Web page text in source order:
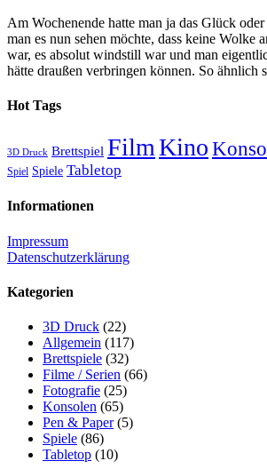
Am Wochenende hatte man ja das Glück
man es nun sehen möchte, dass keine Wolke
war, es absolut windstill war und man
hätte draußen verbringen können. So ähnlich
Hot Tags
3D Druck Brettspiel FilmKino
Spiel Spiele Tabletop
Informationen
Impressum
Datenschutzerklärung
Kategorien
3D Druck (22)
Allgemein (117)
Brettspiele (32)
Filme / Serien (66)
Fotografie (25)
Konsolen (65)
Pen & Paper(5)
Spiele (86)
Tabletop (10)